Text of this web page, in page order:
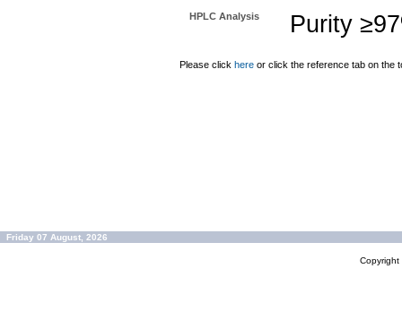
HPLC Analysis Purity
Please click here or click the reference tab on the
Friday 07 August, 2026